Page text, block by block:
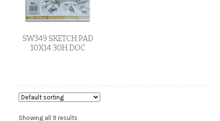
SW349 SKETCH PAD
10X14 30H DOC
Showing all 9 results